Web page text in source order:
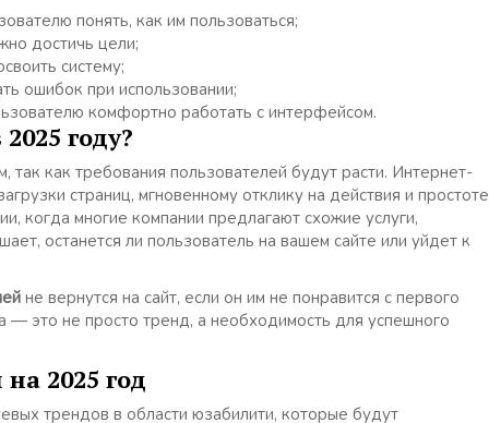
понять, как им пользоваться;
достичь цели;
систему;
ошибок при использовании;
комфортно работать с интерфейсом.
году?
как требования пользователей будут расти. Интернет-
страниц, мгновенному отклику на действия и простоте
когда многие компании предлагают схожие услуги,
останется ли пользователь на вашем сайте или уйдет к
не вернутся на сайт, если он им не понравится с первого
это не просто тренд, а необходимость для успешного
2025 год
трендов в области юзабилити, которые будут